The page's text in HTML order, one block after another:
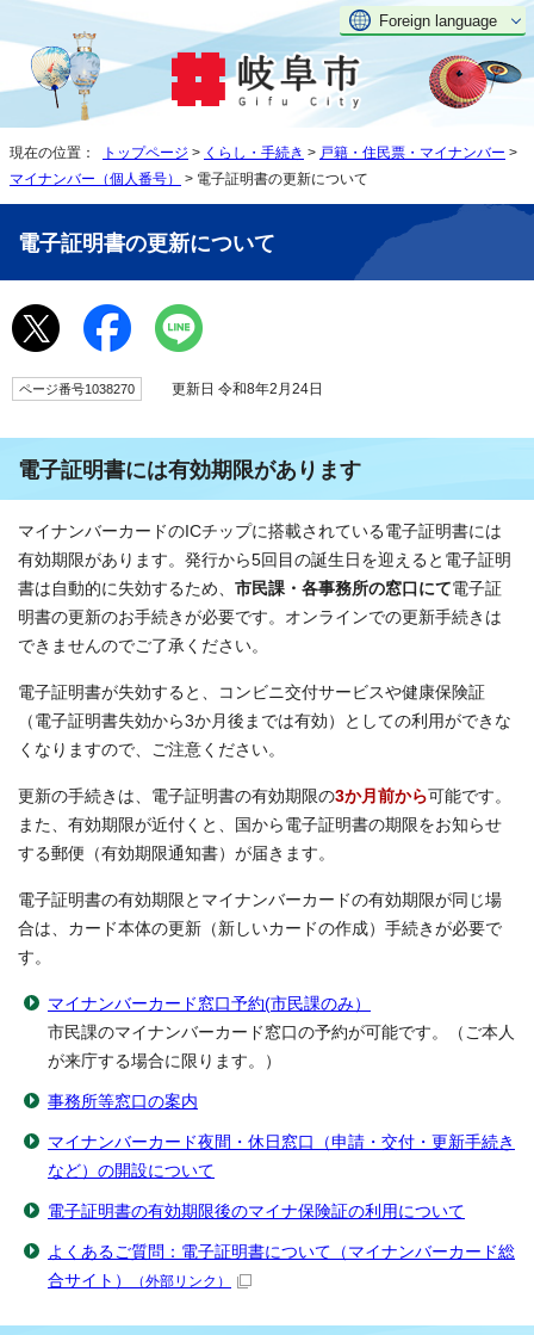
Foreign language
現在の位置： トップページ > くらし・手続き > 戸籍・住民票・マイナンバー >
マイナンバー（個人番号）
> 電子証明書の更新について
電子証明書の更新について
ページ番号1038270 更新日 令和8年2月24日
電子証明書には有効期限があります
マイナンバーカードのICチップに搭載されている電子証明書には
有効期限があります。発行から5回目の誕生日を迎えると電子証明
書は自動的に失効するため、 市民課・各事務所の窓口にて電子証
明書の更新のお手続きが必要です。オンラインでの更新手続きは
できませんのでご了承ください。
電子証明書が失効すると、コンビニ交付サービスや健康保険証
（電子証明書失効から3か月後までは有効）としての利用ができな
くなりますので、ご注意ください。
更新の手続きは、電子証明書の有効期限の3か月前から可能です。
また、有効期限が近付くと、国から電子証明書の期限をお知らせ
する郵便（有効期限通知書）が届きます。
電子証明書の有効期限とマイナンバーカードの有効期限が同じ場
合は、カード本体の更新（新しいカードの作成）手続きが必要で
す。
マイナンバーカード窓口予約(市民課のみ）
市民課のマイナンバーカード窓口の予約が可能です。（ご本人
が来庁する場合に限ります。）
事務所等窓口の案内
マイナンバーカード夜間・休日窓口（申請・交付・更新手続き
など）の開設について
電子証明書の有効期限後のマイナ保険証の利用について
よくあるご質問：電子証明書について（マイナンバーカード総
合サイト）
（外部リンク）